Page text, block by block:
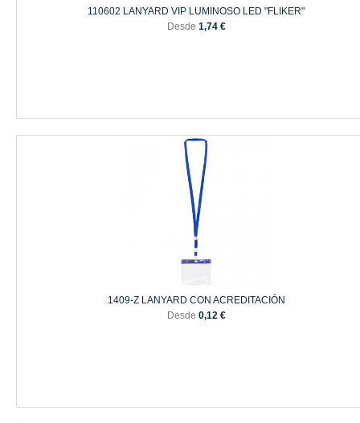
110602 LANYARD VIP LUMINOSO LED "FLIKER"
Desde 1,74 €
1409-Z LANYARD CON ACREDITACIÓN
Desde 0,12 €